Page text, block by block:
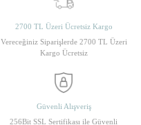
2700 TL Üzeri Ücretsiz Kargo
Vereceğiniz Siparişlerde 2700 TL Üzeri
Kargo Ücretsiz
Güvenli Alışveriş
256Bit SSL Sertifikası ile Güvenli